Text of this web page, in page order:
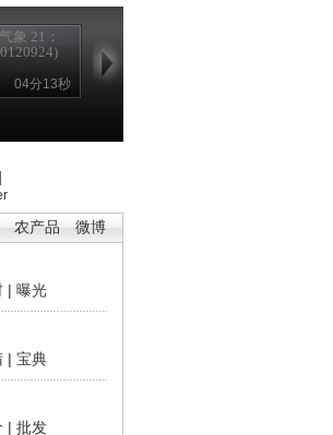
象 21：
04分13秒
农产品 微博
| 曝光
| 宝典
| 批发